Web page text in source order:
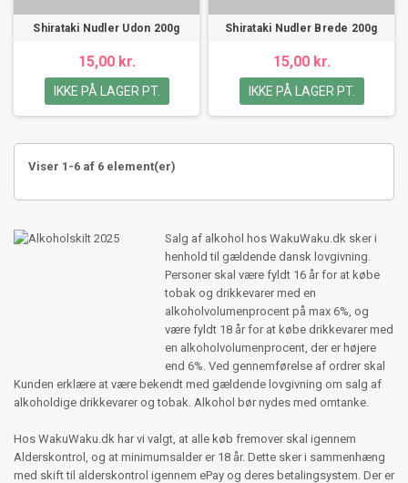
Shirataki Nudler Udon 200g
15,00 kr.
IKKE PÅ LAGER PT.
Shirataki Nudler Brede 200g
15,00 kr.
IKKE PÅ LAGER PT.
Viser 1-6 af 6 element(er)
Salg af alkohol hos WakuWaku.dk sker i
henhold til gældende dansk lovgivning.
Personer skal være fyldt 16 år for at købe
tobak og drikkevarer med en
alkoholvolumenprocent på max 6%, og
være fyldt 18 år for at købe drikkevarer med
en alkoholvolumenprocent, der er højere
end 6%. Ved gennemførelse af ordrer skal
Kunden erklære at være bekendt med gældende lovgivning om salg af
alkoholdige drikkevarer og tobak. Alkohol bør nydes med omtanke.
Hos WakuWaku.dk har vi valgt, at alle køb fremover skal igennem
Alderskontrol, og at minimumsalder er 18 år. Dette sker i sammenhæng
med skift til alderskontrol igennem ePay og deres betalingsystem. Der er